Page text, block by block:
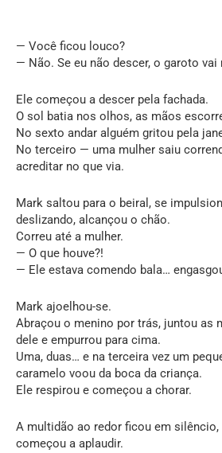
— Você ficou louco?
— Não. Se eu não descer, o garoto vai
Ele começou a descer pela fachada.
O sol batia nos olhos, as mãos
No sexto andar alguém gritou pela
No terceiro — uma mulher saiu
acreditar no que via.
Mark saltou para o beiral, se
deslizando, alcançou o chão.
Correu até a mulher.
— O que houve?!
— Ele estava comendo bala…
Mark ajoelhou-se.
Abraçou o menino por trás, juntou as
dele e empurrou para cima.
Uma, duas… e na terceira vez um
caramelo voou da boca da criança.
Ele respirou e começou a chorar.
A multidão ao redor ficou em silêncio,
começou a aplaudir.